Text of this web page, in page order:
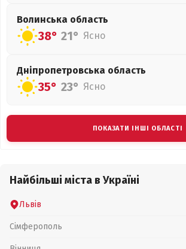
Волинська область
38° 21° Ясно
Дніпропетровська область
35° 23° Ясно
ПОКАЗАТИ ІНШІ ОБЛАСТІ
Найбільші міста в Україні
Львів
Сімферополь